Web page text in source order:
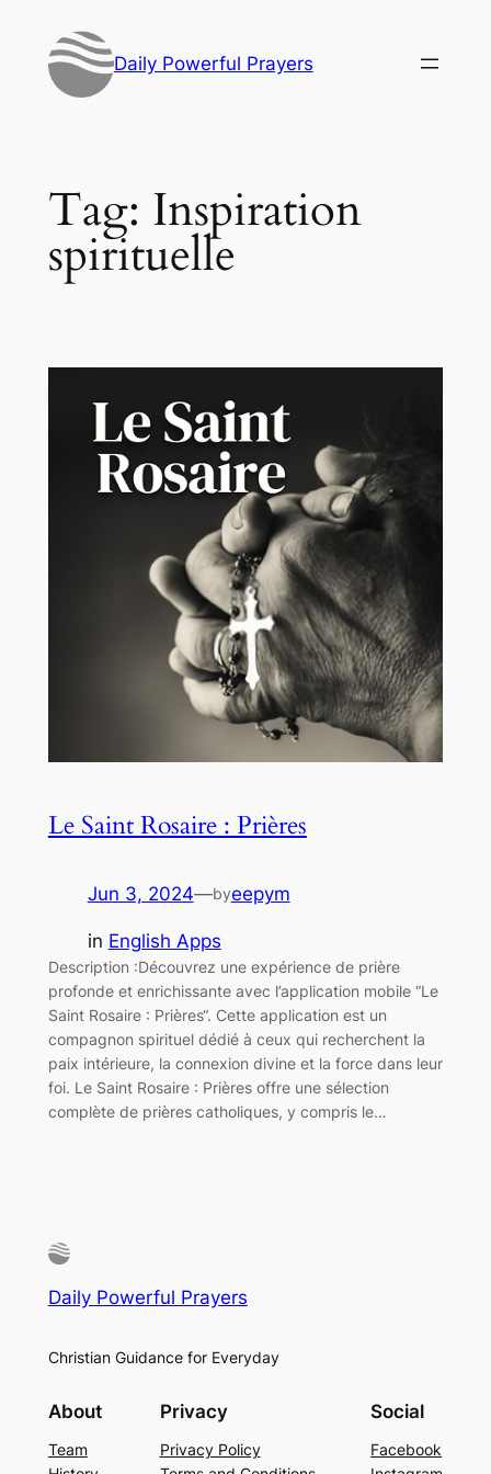
content
Daily Powerful Prayers
Tag: Inspiration
spirituelle
Le Saint Rosaire : Prières
Jun 3, 2024—byeepym
in English Apps
Description :Découvrez une expérience de prière
profonde et enrichissante avec l’application mobile “Le
Saint Rosaire : Prières“. Cette application est un
compagnon spirituel dédié à ceux qui recherchent la
paix intérieure, la connexion divine et la force dans leur
foi. Le Saint Rosaire : Prières offre une sélection
complète de prières catholiques, y compris le…
Daily Powerful Prayers
Christian Guidance for Everyday
About
Team
Privacy
Privacy Policy
Social
Facebook